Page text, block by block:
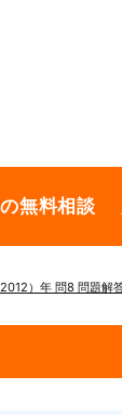
無料相談
）年 問8 問題解